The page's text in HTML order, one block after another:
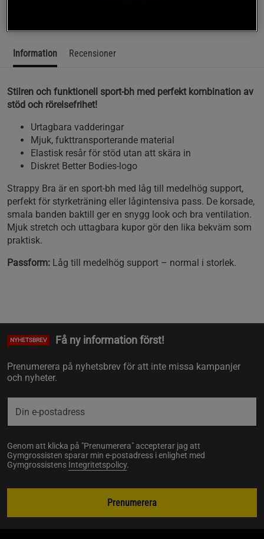
Information Recensioner
Stilren och funktionell sport-bh med perfekt kombination av
stöd och rörelsefrihet!
Urtagbara vadderingar
Mjuk, fukttransporterande material
Elastisk resår för stöd utan att skära in
Diskret Better Bodies-logo
Strappy Bra är en sport-bh med låg till medelhög support,
perfekt för styrketräning eller lågintensiva pass. De korsade,
smala banden baktill ger en snygg look och bra ventilation.
Mjuk stretch och uttagbara kupor gör den lika bekväm som
praktisk.
Passform: Låg till medelhög support – normal i storlek.
NYHETSBREV Få ny information först!
Prenumerera på nyhetsbrev för att inte missa kampanjer
och nyheter.
Genom att klicka på "Prenumerera" accepterar jag att
Gymgrossisten sparar min e-postadress i enlighet med
Gymgrossistens Integritetspolicy.
Prenumerera